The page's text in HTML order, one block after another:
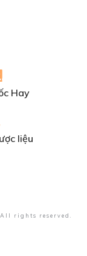
Hay
liệu
All rights reserved.